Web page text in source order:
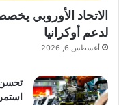
الاتحاد الأوروبي
لدعم أوكرانيا
أغسطس 6, 2026
تحسن